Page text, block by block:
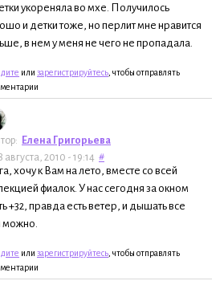
укореняла во мхе. Получилось
и детки тоже, но перлит мне нравится
в нем у меня не чего не пропадала.
или зарегистрируйтесь , чтобы отправлять
Елена Григорьева
августа, 2010 - 19:14 #
хочу к Вам на лето, вместе со всей
фиалок. У нас сегодня за окном
+32, правда есть ветер, и дышать все
можно.
или зарегистрируйтесь , чтобы отправлять